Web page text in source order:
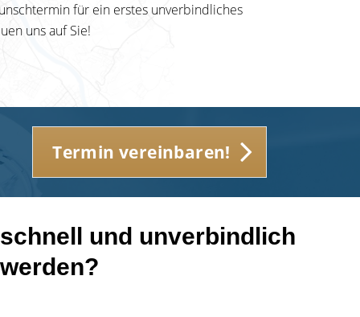
für ein erstes unverbindliches
uns auf Sie!
Termin vereinbaren!
und unverbindlich